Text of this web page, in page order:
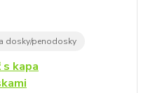
dosky/penodosky
kapa